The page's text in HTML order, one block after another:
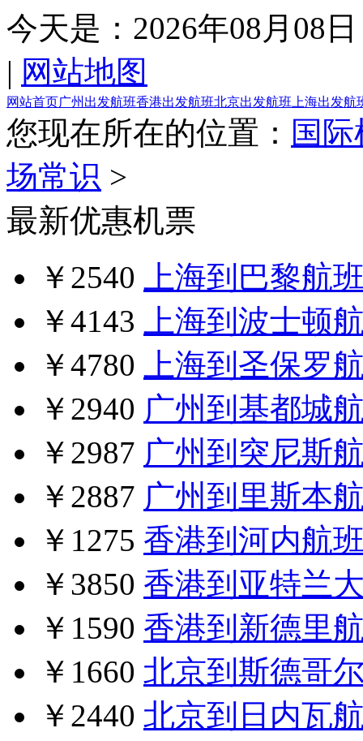
今天是： 2026年08月08日
| 网站地图
网站首页广州出发航班香港出发航班北京出发航班 上海出发航
您现在所在的位置： 国
场常识 >
最新优惠机票
￥2540
上海到巴黎航
￥4143
上海到波士顿
￥4780
上海到圣保罗
￥2940 广州到基都城
￥2987 广州到突尼斯
￥2887 广州到里斯本
￥1275 香港到河内航
￥3850 香港到亚特兰
￥1590 香港到新德里
￥1660 北京到斯德哥
￥2440 北京到日内瓦